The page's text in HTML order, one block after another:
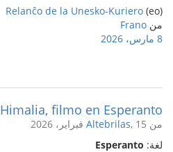
(eo)
Relanĉo de la Unesko-Kuriero
من Frano
8 مارس، 2026
Himalia, filmo en Esperanto
من Altebrilas, 15 فبراير، 2026
لغة: Esperanto